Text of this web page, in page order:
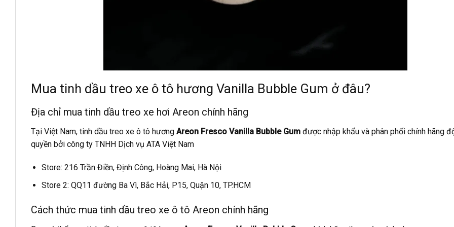
Mua tinh dầu treo xe ô tô hương Vanilla Bubble Gum ở đâu?
Địa chỉ mua tinh dầu treo xe hơi Areon chính hãng
Tại Việt Nam, tinh dầu treo xe ô tô hương Areon Fresco Vanilla Bubble Gum được nhập khẩu và phân phối chính hãng
quyền bởi công ty TNHH Dịch vụ ATA Việt Nam
Store: 216 Trần Điền, Định Công, Hoàng Mai, Hà Nội
Store 2: QQ11 đường Ba Vì, Bắc Hải, P15, Quận 10, TP.HCM
Cách thức mua tinh dầu treo xe ô tô Areon chính hãng